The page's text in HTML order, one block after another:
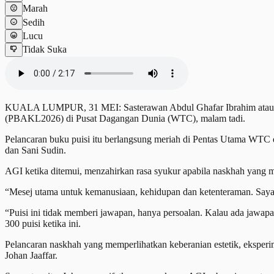
Marah
Sedih
Lucu
Tidak Suka
KUALA LUMPUR, 31 MEI: Sasterawan Abdul Ghafar Ibrahim atau
(PBAKL2026) di Pusat Dagangan Dunia (WTC), malam tadi.
Pelancaran buku puisi itu berlangsung meriah di Pentas Utama
dan Sani Sudin.
AGI ketika ditemui, menzahirkan rasa syukur apabila naskhah
“Mesej utama untuk kemanusiaan, kehidupan dan ketenteraman.
“Puisi ini tidak memberi jawapan, hanya persoalan. Kalau ada
300 puisi ketika ini.
Pelancaran naskhah yang memperlihatkan keberanian estetik,
Johan Jaaffar.